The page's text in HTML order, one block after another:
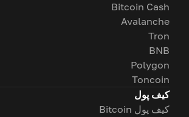
Bitcoin Cash
Avalanche
Tron
BNB
Polygon
Toncoin
کیف پول
کیف پول Bitcoin